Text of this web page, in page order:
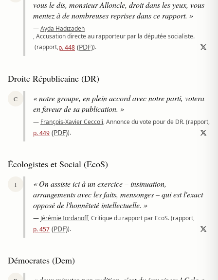
vous le dis, monsieur Alloncle, droit dans les yeux, vous
mentez à de nombreuses reprises dans ce rapport. »
—Ayda Hadizadeh
, Accusation directe au rapporteur par la députée socialiste.
(rapport,p. 448 (PDF)).
Droite Républicaine (DR)
C
« notre groupe, en plein accord avec notre parti, votera
en faveur de sa publication. »
— François-Xavier Ceccoli, Annonce du vote pour de DR.(rapport,
p. 449 (PDF)).
Écologistes et Social (EcoS)
I
« On assiste ici à un exercice – insinuation,
arrangements avec les faits, mensonges – qui est l'exact
opposé de l'honnêteté intellectuelle. »
— Jérémie Iordanoff, Critique du rapport par EcoS.(rapport,
p. 457 (PDF)).
Démocrates (Dem)